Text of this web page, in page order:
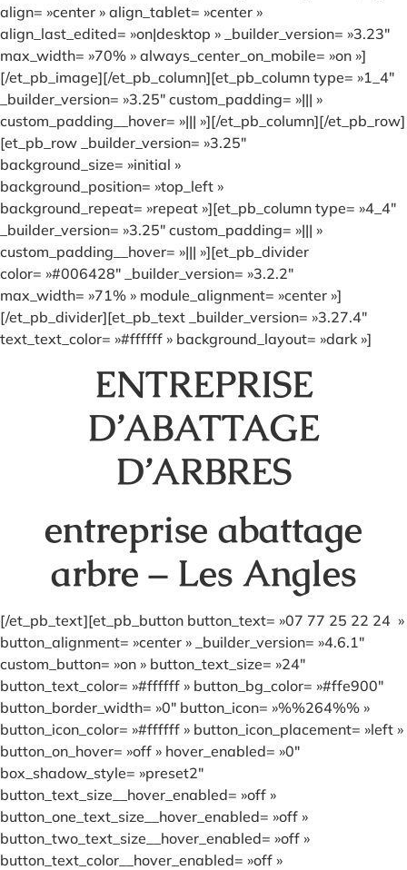
align= »center » align_tablet= »center »
align_last_edited= »on|desktop » _builder_version= »3.23″
max_width= »70% » always_center_on_mobile= »on »]
[/et_pb_image][/et_pb_column][et_pb_column type= »1_4″
_builder_version= »3.25″ custom_padding= »||| »
custom_padding__hover= »||| »][/et_pb_column][/et_pb_row]
[et_pb_row _builder_version= »3.25″
background_size= »initial »
background_position= »top_left »
background_repeat= »repeat »][et_pb_column type= »4_4″
_builder_version= »3.25″ custom_padding= »||| »
custom_padding__hover= »||| »][et_pb_divider
color= »#006428″ _builder_version= »3.2.2″
max_width= »71% » module_alignment= »center »]
[/et_pb_divider][et_pb_text _builder_version= »3.27.4″
text_text_color= »#ffffff » background_layout= »dark »]
ENTREPRISE
D’ABATTAGE
D’ARBRES
entreprise abattage
arbre – Les Angles
[/et_pb_text][et_pb_button button_text= »07 77 25 22 24 »
button_alignment= »center » _builder_version= »4.6.1″
custom_button= »on » button_text_size= »24″
button_text_color= »#ffffff » button_bg_color= »#ffe900″
button_border_width= »0″ button_icon= »%%264%% »
button_icon_color= »#ffffff » button_icon_placement= »left »
button_on_hover= »off » hover_enabled= »0″
box_shadow_style= »preset2″
button_text_size__hover_enabled= »off »
button_one_text_size__hover_enabled= »off »
button_two_text_size__hover_enabled= »off »
button_text_color__hover_enabled= »off »